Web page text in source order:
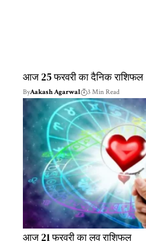
आज 25 फरवरी का दैनिक राशिफल
ByAakash Agarwal 3 Min Read
आज 21 फरवरी का लव राशिफल